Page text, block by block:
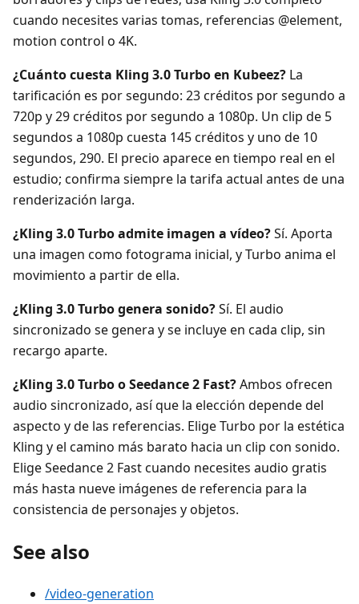
cuando necesites varias tomas, referencias @element,
motion control o 4K.
¿Cuánto cuesta Kling 3.0 Turbo en Kubeez? La
tarificación es por segundo: 23 créditos por segundo a
720p y 29 créditos por segundo a 1080p. Un clip de 5
segundos a 1080p cuesta 145 créditos y uno de 10
segundos, 290. El precio aparece en tiempo real en el
estudio; confirma siempre la tarifa actual antes de una
renderización larga.
¿Kling 3.0 Turbo admite imagen a vídeo?Sí. Aporta
una imagen como fotograma inicial, y Turbo anima el
movimiento a partir de ella.
¿Kling 3.0 Turbo genera sonido?Sí. El audio
sincronizado se genera y se incluye en cada clip, sin
recargo aparte.
¿Kling 3.0 Turbo o Seedance 2 Fast?Ambos ofrecen
audio sincronizado, así que la elección depende del
aspecto y de las referencias. Elige Turbo por la estética
Kling y el camino más barato hacia un clip con sonido.
Elige Seedance 2 Fast cuando necesites audio gratis
más hasta nueve imágenes de referencia para la
consistencia de personajes y objetos.
See also
/video-generation